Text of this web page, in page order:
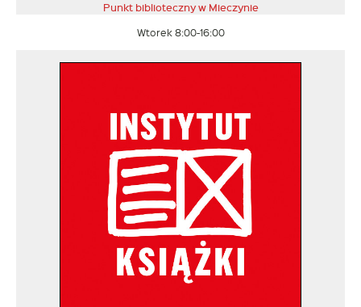
Punkt biblioteczny w Mieczynie
Wtorek 8:00-16:00